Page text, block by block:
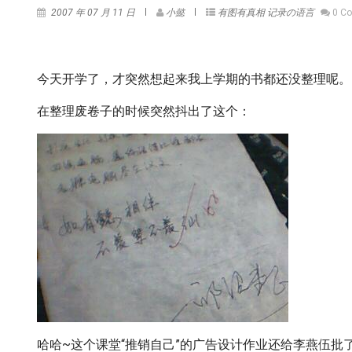
2007 年 07 月 11 日 小懿 有图有真相 记录の语言 0
今天开学了，才突然想起来我上学期的书都还没整理呢。
在整理废卷子的时候突然抖出了这个：
哈哈~这个课堂“推销自己”的广告设计作业还给李燕伍批